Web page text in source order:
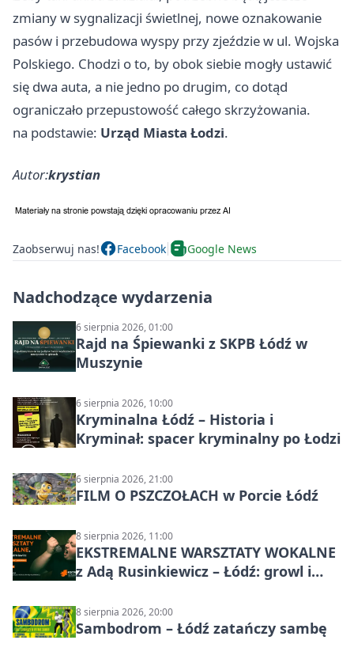
zmiany w sygnalizacji świetlnej, nowe oznakowanie
pasów i przebudowa wyspy przy zjeździe w ul. Wojska
Polskiego. Chodzi o to, by obok siebie mogły ustawić
się dwa auta, a nie jedno po drugim, co dotąd
ograniczało przepustowość całego skrzyżowania.
na podstawie: Urząd Miasta Łodzi.
Autor:krystian
Zaobserwuj nas! Facebook Google News
Nadchodzące wydarzenia
6 sierpnia 2026, 01:00
Rajd na Śpiewanki z SKPB Łódź w
Muszynie
6 sierpnia 2026, 10:00
Kryminalna Łódź – Historia i
Kryminał: spacer kryminalny po Łodzi
6 sierpnia 2026, 21:00
FILM O PSZCZOŁACH w Porcie Łódź
8 sierpnia 2026, 11:00
EKSTREMALNE WARSZTATY WOKALNE
z Adą Rusinkiewicz – Łódź: growl i
8 sierpnia 2026, 20:00
Sambodrom – Łódź zatańczy sambę